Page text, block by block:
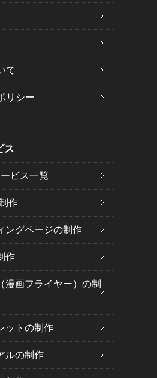
て
リシー
ス
ビス一覧
作
ングページの制作
作
漫画フライヤー）の制
ットの制作
ルの制作